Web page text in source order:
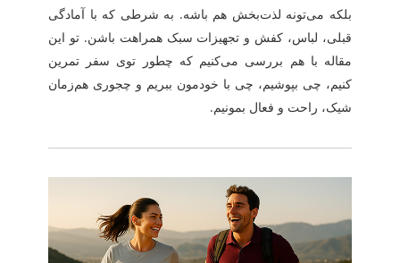
بلکه می‌تونه لذت‌بخش هم باشه. به شرطی که با آمادگی
قبلی، لباس، کفش و تجهیزات سبک همراهت باشن. تو این
مقاله با هم بررسی می‌کنیم که چطور توی سفر تمرین
کنیم، چی بپوشیم، چی با خودمون ببریم و چجوری هم‌زمان
شیک، راحت و فعال بمونیم.